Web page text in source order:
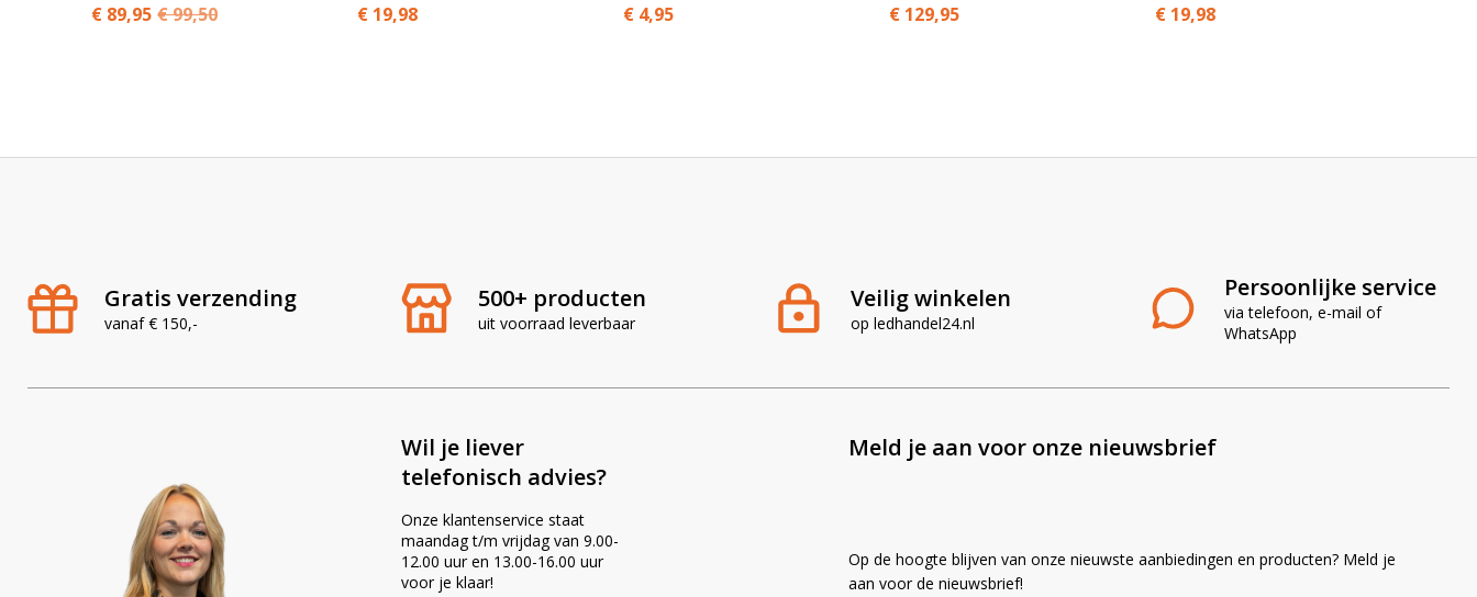
€ 89,95 € 99,50 € 19,98 € 4,95 € 129,95 € 19,98
Gratis verzending
vanaf € 150,-
500+ producten
uit voorraad leverbaar
Veilig winkelen
op ledhandel24.nl
Persoonlijke service
via telefoon, e-mail of
WhatsApp
Wil je liever
telefonisch advies?
Onze klantenservice staat
maandag t/m vrijdag van 9.00-
12.00 uur en 13.00-16.00 uur
voor je klaar!
Meld je aan voor onze nieuwsbrief
Op de hoogte blijven van onze nieuwste aanbiedingen en producten? Meld je
aan voor de nieuwsbrief!